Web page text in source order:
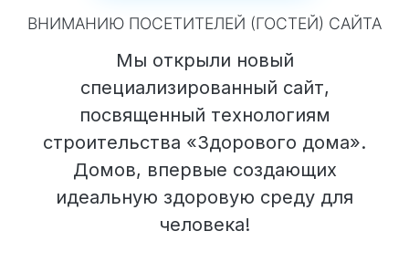
Управление проектом реализации дома
Дизайн интерьеров. Отделка
Облицовка фасада
Реконструкция
Пожизненное обслуживание
ВНИМАНИЮ ПОСЕТИТЕЛЕЙ (ГОСТЕЙ) САЙТА
Мы открыли новый
специализированный сайт,
посвященный технологиям
строительства «Здорового дома».
Домов, впервые создающих
идеальную здоровую среду для
человека!